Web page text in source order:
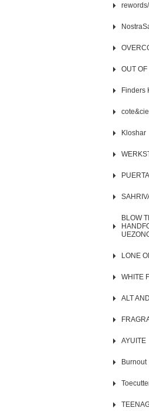
OUT OF
Finders
Kloshar
BLOW
LONE
WHITE
ALT
AYUITE
Burnout